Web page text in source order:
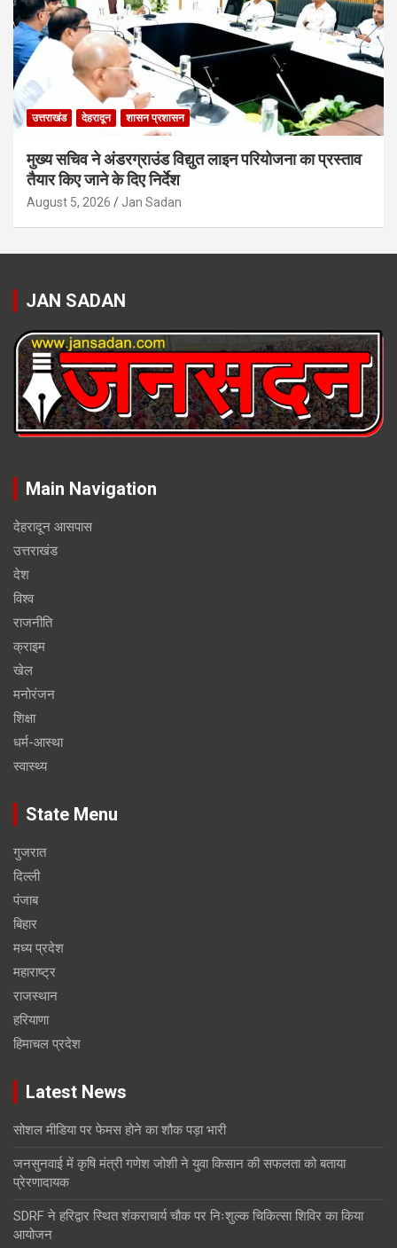
उत्तराखंड देहरादून शासन प्रशासन
मुख्य सचिव ने अंडरग्राउंड विद्युत लाइन परियोजना का प्रस्ताव
तैयार किए जाने के दिए निर्देश
August 5, 2026 Jan Sadan
JAN SADAN
Main Navigation
देहरादून आसपास
उत्तराखंड
देश
विश्व
राजनीति
क्राइम
खेल
मनोरंजन
शिक्षा
धर्म-आस्था
स्वास्थ्य
State Menu
गुजरात
दिल्ली
पंजाब
बिहार
मध्य प्रदेश
महाराष्ट्र
राजस्थान
हरियाणा
हिमाचल प्रदेश
Latest News
सोशल मीडिया पर फेमस होने का शौक पड़ा भारी
जनसुनवाई में कृषि मंत्री गणेश जोशी ने युवा किसान की सफलता को बताया
प्रेरणादायक
SDRF ने हरिद्वार स्थित शंकराचार्य चौक पर निःशुल्क चिकित्सा शिविर का किया
आयोजन